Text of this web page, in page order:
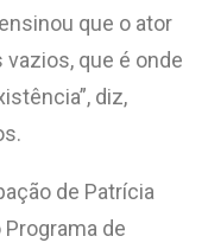
que o ator
que é onde
diz,
de Patrícia
de